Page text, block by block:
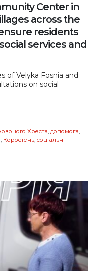
Center in
across the
residents
services and
of Velyka Fosnia and
on social
Хреста допомога
Коростень соціальні